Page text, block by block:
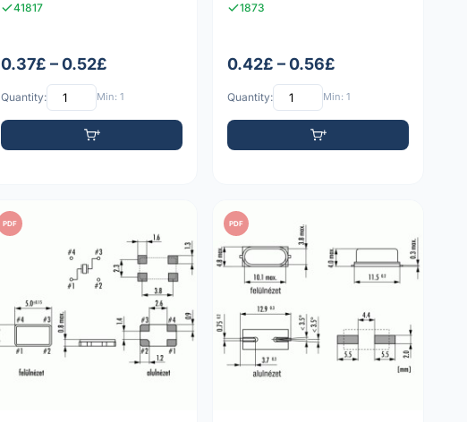
41817
0.37£ – 0.52£
Quantity: Min: 1
1873
0.42£ – 0.56£
Quantity: Min: 1
PDF PDF